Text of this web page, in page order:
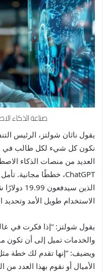
صناعة الذكاء
نكون كل شيء لكل طالب في
العديد من منصات الذكاء
الذين
الاستخدام طويل الأمد وتحديد
يقول شولتز: “إذا فكرت في
والخدمات تميل إلى أن تكون
ويضيف: “إنها تقدم لك خطة
الأميال أو نقوم بهذا العدد